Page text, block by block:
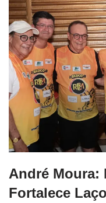
André Moura:
Fortalece